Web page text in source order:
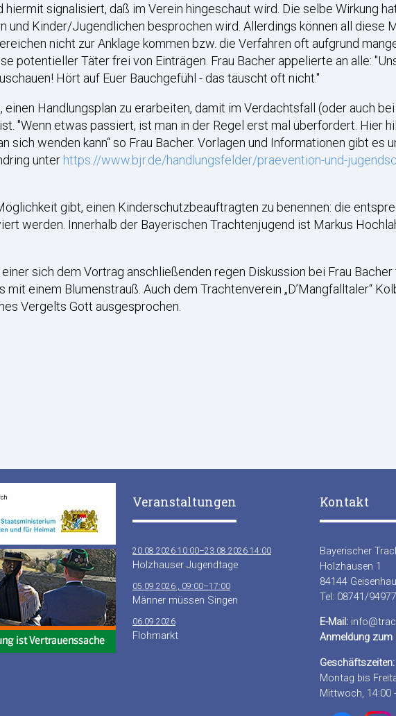
signalisiert, daß im Verein hingeschaut wird. Die selbe Wirkung
und Kinder/Jugendlichen besprochen wird. Allerdings können all diese
nicht zur Anklage kommen bzw. die Verfahren oft aufgrund
potentieller Täter frei von Einträgen. Frau Bacher appelierte an alle:
Hört auf Euer Bauchgefühl - das täuscht oft nicht."
Handlungsplan zu erarbeiten, damit im Verdachtsfall (oder auch
"Wenn etwas passiert, ist man in der Regel erst mal überfordert. Hier
sich wenden kann“ so Frau Bacher. Vorlagen und Informationen gibt es
unter https://www.bjr.de/handlungsfelder/praevention-und-
gibt, einen Kinderschutzbeauftragten zu benennen: die
werden. Innerhalb der Bayerischen Trachtenjugend ist Markus
sich dem Vortrag anschließenden regen Diskussion bei Frau Bacher
einem Blumenstrauß. Auch dem Trachtenverein „D’Mangfalltaler“
Vergelts Gott ausgesprochen.
Veranstaltungen
20.08.2026 10:00–23.08.2026 14:00
Holzhauser Jugendtage
05.09.2026 , 09:00–17:00
Männer müssen Singen
06.09.2026
Flohmarkt
Kontakt
Bayerischer
Holzhausen 1
84144
Tel: 08741/
E-Mail:
Anmeldung zum
Geschäftszeiten:
Montag bis
Mittwoch, 14:00